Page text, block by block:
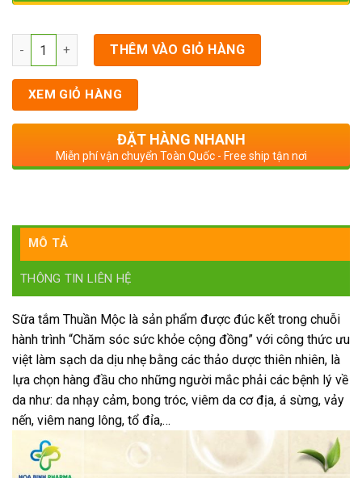
Số lượng THÊM VÀO GIỎ HÀNG
XEM GIỎ HÀNG
ĐẶT HÀNG NHANH
Miễn phí vận chuyển Toàn Quốc - Free ship tận nơi
MÔ TẢ
THÔNG TIN LIÊN HỆ
Sữa tắm Thuần Mộc là sản phẩm được đúc kết trong chuỗi
hành trình “Chăm sóc sức khỏe cộng đồng” với công thức ưu
việt làm sạch da dịu nhẹ bằng các thảo dược thiên nhiên, là
lựa chọn hàng đầu cho những người mắc phải các bệnh lý về
da như: da nhạy cảm, bong tróc, viêm da cơ địa, á sừng, vảy
nến, viêm nang lông, tổ đỉa,…